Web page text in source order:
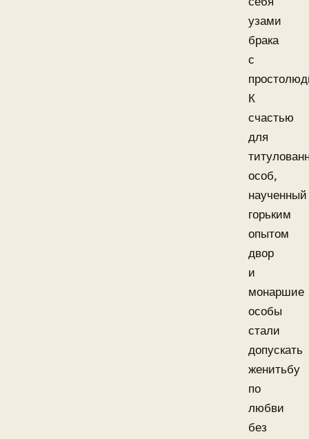
узами
брака
с
К
счастью
для
особ,
наученный
горьким
опытом
двор
и
монаршие
особы
стали
допускать
женитьбу
по
любви
без